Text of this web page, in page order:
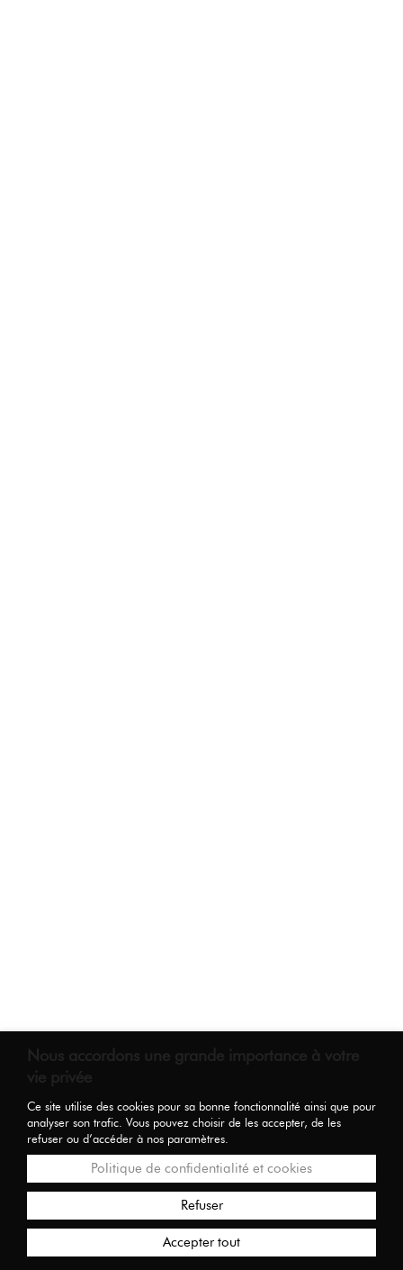
Nous accordons une grande importance à votre
vie privée
Ce site utilise des cookies pour sa bonne fonctionnalité ainsi que pour
analyser son trafic. Vous pouvez choisir de les accepter, de les
refuser ou d’accéder à nos paramètres.
Politique de confidentialité et cookies
Refuser
Accepter tout